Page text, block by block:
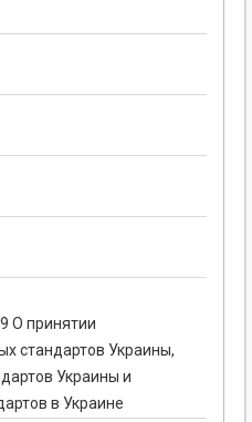
О принятии
стандартов Украины,
Украины и
в Украине